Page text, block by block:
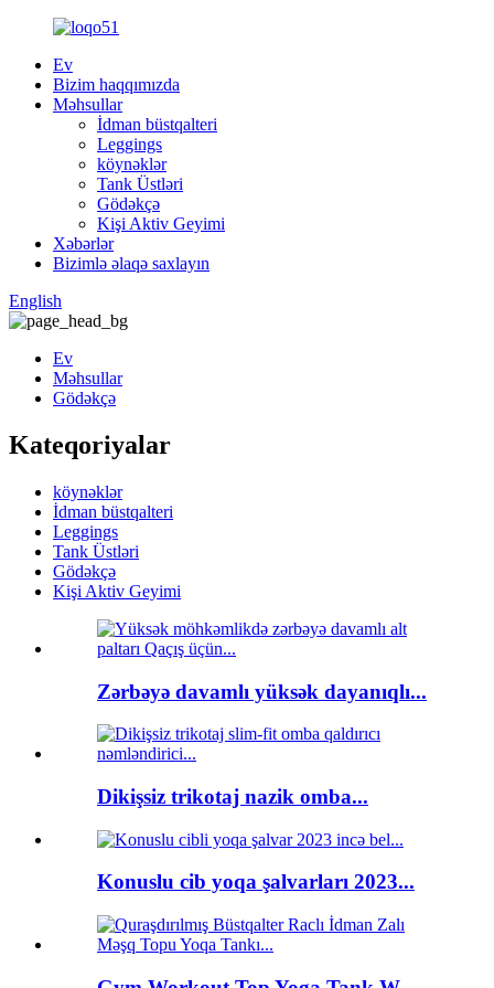
Ev
Bizim haqqımızda
Məhsullar
İdman büstqalteri
Leggings
köynəklər
Tank Üstləri
Gödəkçə
Kişi Aktiv Geyimi
Xəbərlər
Bizimlə əlaqə saxlayın
English
Ev
Məhsullar
Gödəkçə
Kateqoriyalar
köynəklər
İdman büstqalteri
Leggings
Tank Üstləri
Gödəkçə
Kişi Aktiv Geyimi
Zərbəyə davamlı yüksək dayanıqlı...
Dikişsiz trikotaj nazik omba...
Konuslu cib yoqa şalvarları 2023...